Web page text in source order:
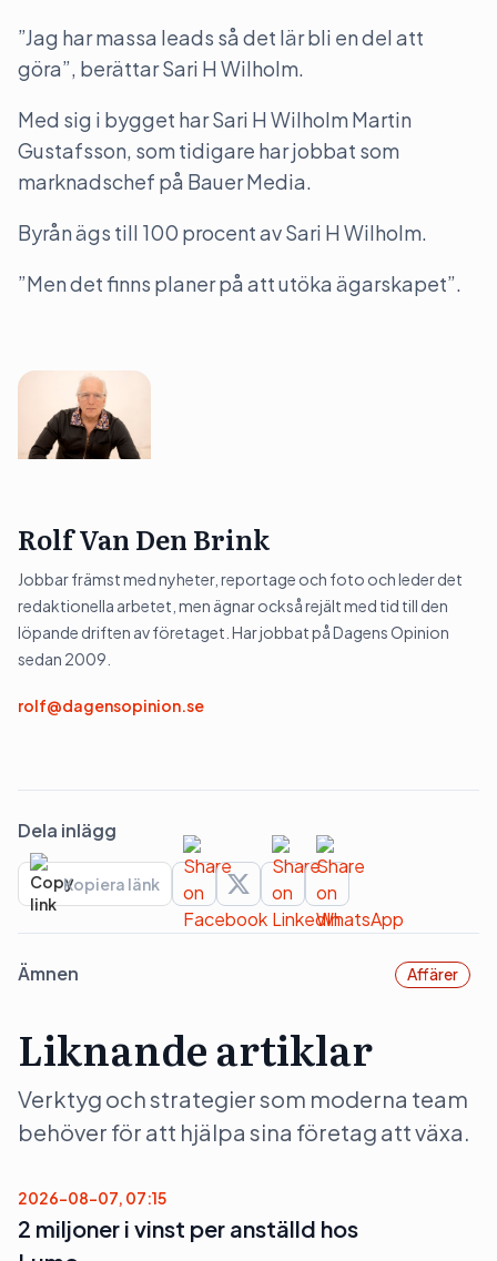
”Jag har massa leads så det lär bli en del att
göra”, berättar Sari H Wilholm.
Med sig i bygget har Sari H Wilholm Martin
Gustafsson, som tidigare har jobbat som
marknadschef på Bauer Media.
Byrån ägs till 100 procent av Sari H Wilholm.
”Men det finns planer på att utöka ägarskapet”.
Rolf Van Den Brink
Jobbar främst med nyheter, reportage och foto och leder det
redaktionella arbetet, men ägnar också rejält med tid till den
löpande driften av företaget. Har jobbat på Dagens Opinion
sedan 2009.
rolf@dagensopinion.se
Dela inlägg
Kopiera länk
Ämnen Affärer
Liknande artiklar
Verktyg och strategier som moderna team
behöver för att hjälpa sina företag att växa.
2026-08-07, 07:15
2 miljoner i vinst per anställd hos